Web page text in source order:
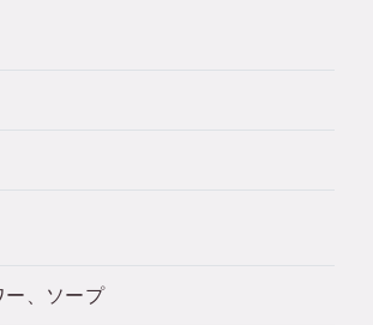
ー、ソープ